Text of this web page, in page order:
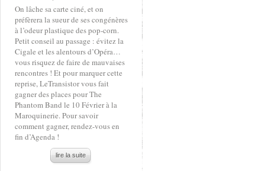
On lâche sa carte ciné, et on
préfèrera la sueur de ses congénères
à l’odeur plastique des pop-corn.
Petit conseil au passage : évitez la
Cigale et les alentours d’Opéra…
vous risquez de faire de mauvaises
rencontres ! Et pour marquer cette
reprise, LeTransistor vous fait
gagner des places pour The
Phantom Band le 10 Février à la
Maroquinerie. Pour savoir
comment gagner, rendez-vous en
fin d’Agenda !
lire la suite